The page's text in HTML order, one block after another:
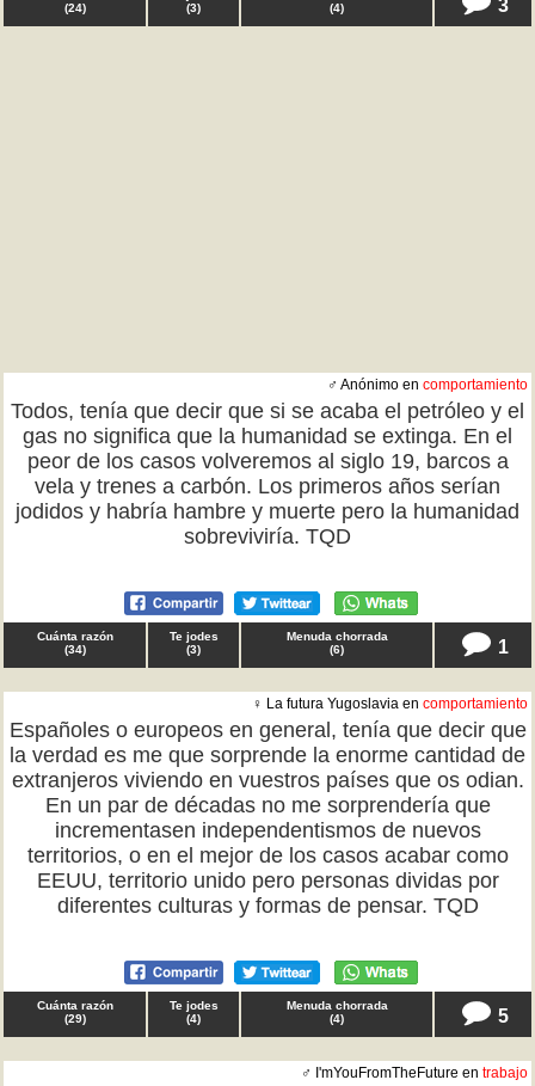
(24)
(3)
(4) 3
♂ Anónimo en comportamiento
Todos, tenía que decir que si se acaba el petróleo y el
gas no significa que la humanidad se extinga. En el
peor de los casos volveremos al siglo 19, barcos a
vela y trenes a carbón. Los primeros años serían
jodidos y habría hambre y muerte pero la humanidad
sobreviviría. TQD
Cuánta razón
(34)
Te jodes
(3)
Menuda chorrada
(6) 1
♀ La futura Yugoslavia en comportamiento
Españoles o europeos en general, tenía que decir que
la verdad es me que sorprende la enorme cantidad de
extranjeros viviendo en vuestros países que os odian.
En un par de décadas no me sorprendería que
incrementasen independentismos de nuevos
territorios, o en el mejor de los casos acabar como
EEUU, territorio unido pero personas dividas por
diferentes culturas y formas de pensar. TQD
Cuánta razón
(29)
Te jodes
(4)
Menuda chorrada
(4) 5
♂ I'mYouFromTheFuture en trabajo